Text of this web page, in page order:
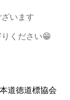
います
ください😁
道徳道標協会